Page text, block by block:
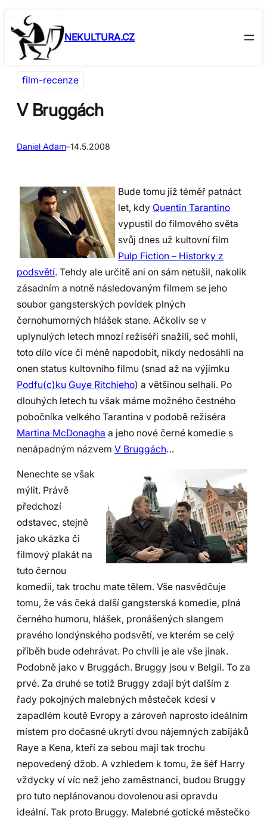
Přeskočit
na
obsah
Skip
to
content
NEKULTURA.CZ
film-recenze
V Bruggách
Daniel Adam–14.5.2008
Bude tomu již téměř patnáct
let, kdy Quentin Tarantino
vypustil do filmového světa
svůj dnes už kultovní film
Pulp Fiction – Historky z
podsvětí. Tehdy ale určitě ani on sám netušil, nakolik
zásadním a notně následovaným filmem se jeho
soubor gangsterských povídek plných
černohumorných hlášek stane. Ačkoliv se v
uplynulých letech mnozí režiséři snažili, seč mohli,
toto dílo více či méně napodobit, nikdy nedosáhli na
onen status kultovního filmu (snad až na výjimku
Podfu(c)ku Guye Ritchieho) a většinou selhali. Po
dlouhých letech tu však máme možného čestného
pobočníka velkého Tarantina v podobě režiséra
Martina McDonagha a jeho nové černé komedie s
nenápadným názvem V Bruggách…
Nenechte se však
mýlit. Právě
předchozí
odstavec, stejně
jako ukázka či
filmový plakát na
tuto černou
komedii, tak trochu mate tělem. Vše nasvědčuje
tomu, že vás čeká další gangsterská komedie, plná
černého humoru, hlášek, pronášených slangem
pravého londýnského podsvětí, ve kterém se celý
příběh bude odehrávat. Po chvíli je ale vše jinak.
Podobně jako v Bruggách. Bruggy jsou v Belgii. To za
prvé. Za druhé se totiž Bruggy zdají být dalším z
řady pokojných malebných městeček kdesi v
zapadlém koutě Evropy a zároveň naprosto ideálním
místem pro dočasné ukrytí dvou nájemných zabijáků
Raye a Kena, kteří za sebou mají tak trochu
nepovedený džob. A vzhledem k tomu, že šéf Harry
vždycky ví víc než jeho zaměstnanci, budou Bruggy
pro tuto neplánovanou dovolenou asi opravdu
ideální. Tak proto Bruggy. Malebné gotické městečko